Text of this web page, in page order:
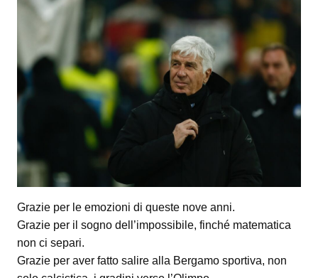
Grazie per le emozioni di queste nove anni.
Grazie per il sogno dell’impossibile, finché matematica
non ci separi.
Grazie per aver fatto salire alla Bergamo sportiva, non